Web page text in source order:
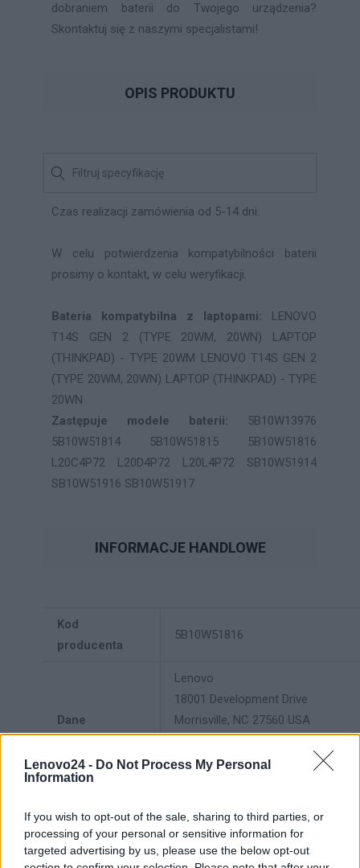
Lenovo24 - Do Not Process My Personal
Information
If you wish to opt-out of the sale, sharing to third parties, or
processing of your personal or sensitive information for
targeted advertising by us, please use the below opt-out
dobraniem baterii do Twojego urządzenia?
Skontaktuj się z naszymi specjalistami!
OPIS PRODUKTU
Czas realizacji zamówienia od 5-14 dni.
W celu potwierdzenia kompatybilności baterii
prosimy o kontakt, w celu weryfikacji.
Bateria kompatybilna z laptopami: LENOVO
T14S GEN 2 (TYPE 20WM, 20WN) LAPTOP
(THINKPAD) - TYPE 20WM LENOVO T14S GEN 2
(TYPE 20WM, 20WN) LAPTOP (THINKPAD) - TYPE
20WN
Zastępuje modele baterii: 5B10W13976
5B10W51814 5B10W51815 5B10W51816
L20C4P72 L20D4P72 L20L4P72 SB10W51914
SB10W51916 SB10W51917
INFORMACJE HANDLOWE
Kod
producenta
5B10W51816
Dane
Lenovo
18001 Development Drive
Morrisville, NC 27560 USA
Telefon: +1 (855) 253-6686
Podmiot
Lenovo Technology B.V. Sp. z
o.o.
ul. Gottlieba Daimlera 1